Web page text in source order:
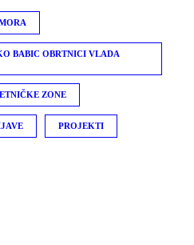
BABIC OBRTNICI VLADA
ZONE
PROJEKTI